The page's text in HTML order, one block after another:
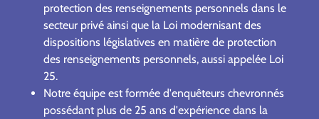
protection des renseignements personnels dans le
secteur privé ainsi que la Loi modernisant des
dispositions législatives en matière de protection
des renseignements personnels, aussi appelée Loi
25.
Notre équipe est formée d'enquêteurs chevronnés
possédant plus de 25 ans d'expérience dans la